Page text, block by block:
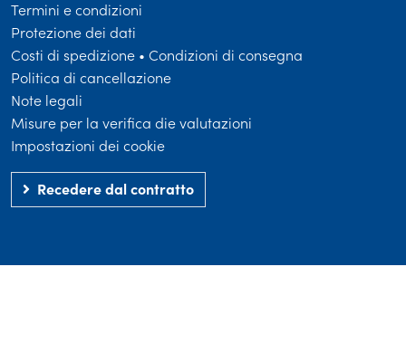
Termini e condizioni
Protezione dei dati
Costi di spedizione • Condizioni di consegna
Politica di cancellazione
Note legali
Misure per la verifica die valutazioni
Impostazioni dei cookie
Recedere dal contratto